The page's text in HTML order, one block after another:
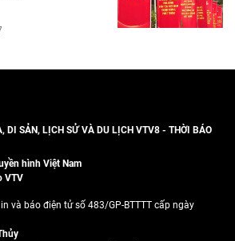
DI SẢN, LỊCH SỬ VÀ DU LỊCH VTV8 - THỜI BÁO
hình Việt Nam
VTV
và báo điện tử số 483/GP-BTTTT cấp ngày